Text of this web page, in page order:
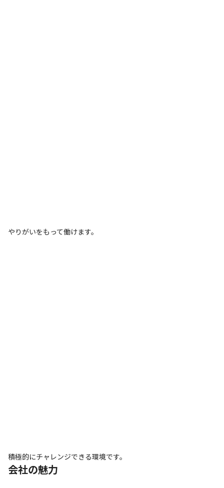
やりがいをもって働けます。
積極的にチャレンジできる環境です。
会社の魅力